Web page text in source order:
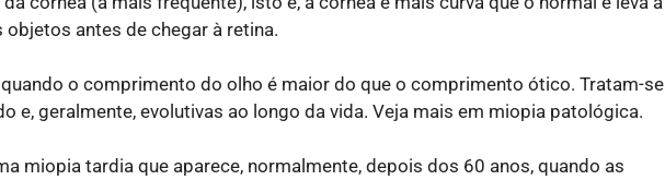
antes de chegar à retina.
o comprimento do olho é maior do que o comprimento ótico. Tratam-se
e, geralmente, evolutivas ao longo da vida. Veja mais em miopia patológica.
miopia tardia que aparece, normalmente, depois dos 60 anos, quando as